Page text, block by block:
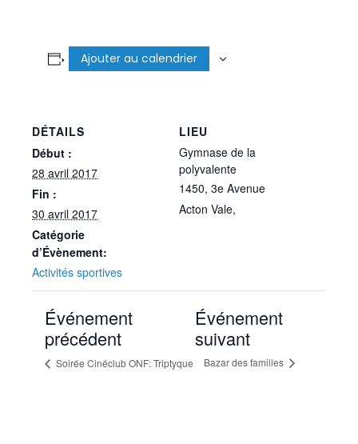
Ajouter au calendrier
DÉTAILS
Début :
28 avril 2017
Fin :
30 avril 2017
Catégorie
d’Évènement:
Activités sportives
LIEU
Gymnase de la
polyvalente
1450, 3e Avenue
Acton Vale,
Événement
précédent
Soirée Cinéclub ONF: Triptyque
Événement
suivant
Bazar des familles